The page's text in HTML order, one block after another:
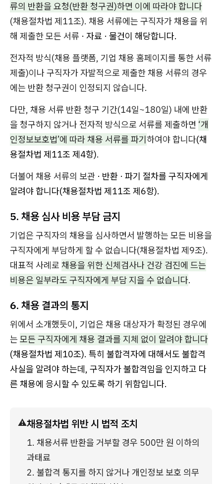
류의 반환을 요청(반환 청구권)하면 이에 따라야 합니다
(채용절차법 제11조). 채용 서류에는 구직자가 채용을 위
해 제출한 모든 서류 · 자료 · 물건이 해당합니다.
전자적 방식(채용 플랫폼, 기업 채용 홈페이지를 통한 서류
제출)이나 구직자가 자발적으로 제출한 채용 서류의 경우
에는 반환 청구권이 인정되지 않습니다.
다만, 채용 서류 반환 청구 기간(14일~180일) 내에 반환
을 청구하지 않거나 전자적 방식으로 서류를 제출하면 ‘개
인정보보호법’에 따라 채용 서류를 파기하여야 합니다(채
용절차법 제11조 제4항).
더불어 채용 서류의 보관 · 반환 · 파기 절차를 구직자에게
알려야 합니다(채용절차법 제11조 제6항).
5. 채용 심사 비용 부담 금지
기업은 구직자의 채용을 심사하면서 발행하는 모든 비용을
구직자에게 부담하게 할 수 없습니다(채용절차법 제9조).
대표적 사례로 채용을 위한 신체검사나 건강 검진에 드는
비용은 일부라도 구직자에게 부담 지을 수 없습니다.
6. 채용 결과의 통지
위에서 소개했듯이, 기업은 채용 대상자가 확정된 경우에
는 모든 구직자에게 채용 결과를 지체 없이 알려야 합니다
(채용절차법 제10조). 특히 불합격자에 대해서도 불합격
사실을 알려야 하는데, 구직자가 불합격임을 인지하고 다
른 채용에 응시할 수 있도록 하기 위함입니다.
⚠️채용절차법 위반 시 법적 조치
1. 채용서류 반환을 거부할 경우 500만 원 이하의
과태료
2. 불합격 통지를 하지 않거나 개인정보 보호 의무